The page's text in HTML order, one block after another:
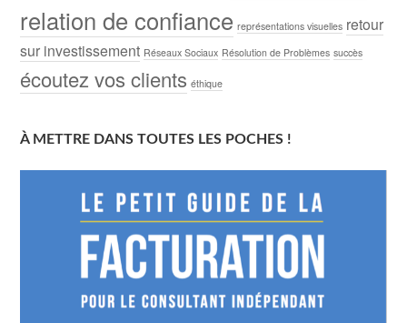
relation de confiance représentations visuelles retour
sur investissement Réseaux Sociaux Résolution de Problèmes succès
écoutez vos clients éthique
À METTRE DANS TOUTES LES POCHES !